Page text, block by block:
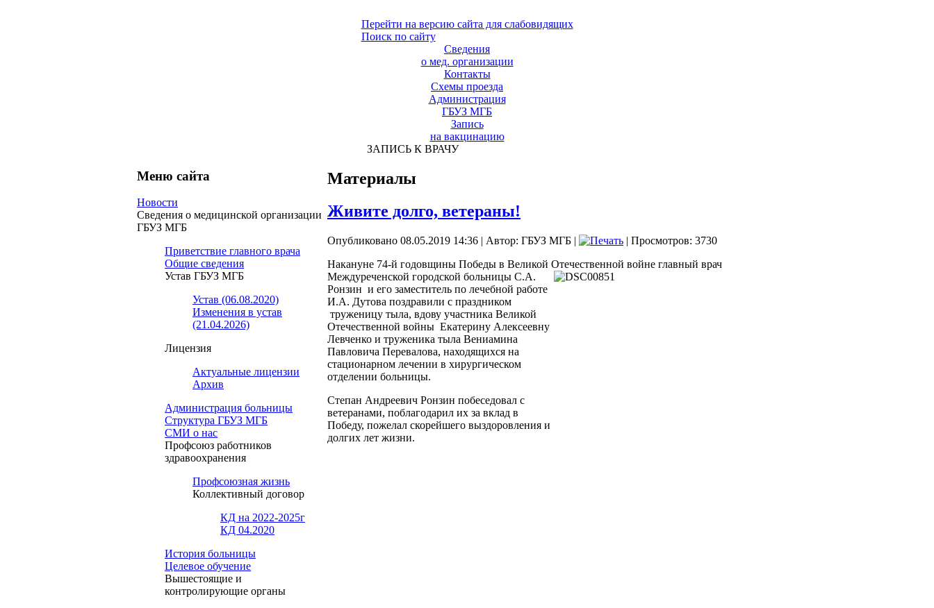
Перейти на версию сайта для слабовидящих
Поиск по сайту
Сведения
о мед. организации
Контакты
Схемы проезда
Администрация
ГБУЗ МГБ
Запись
на вакцинацию
ЗАПИСЬ К ВРАЧУ
Меню сайта
Новости
Сведения о медицинской организации
ГБУЗ МГБ
Приветствие главного врача
Общие сведения
Устав ГБУЗ МГБ
Устав (06.08.2020)
Изменения в устав
(21.04.2026)
Лицензия
Актуальные лицензии
Архив
Администрация больницы
Структура ГБУЗ МГБ
СМИ о нас
Профсоюз работников
здравоохранения
Профсоюзная жизнь
Коллективный договор
КД на 2022-2025г
КД 04.2020
История больницы
Целевое обучение
Вышестоящие и
контролирующие органы
Материалы
Живите долго, ветераны!
Опубликовано 08.05.2019 14:36 | Автор: ГБУЗ МГБ |
| Просмотров: 3730
Накануне 74-й годовщины Победы в Великой Отечественной войне главный врач
Междуреченской городской больницы С.А.
Ронзин и его заместитель по лечебной работе
И.А. Дутова поздравили с праздником
труженицу тыла, вдову участника Великой
Отечественной войны Екатерину Алексеевну
Левченко и труженика тыла Вениамина
Павловича Перевалова, находящихся на
стационарном лечении в хирургическом
отделении больницы.
Степан Андреевич Ронзин побеседовал с
ветеранами, поблагодарил их за вклад в
Победу, пожелал скорейшего выздоровления и
долгих лет жизни.